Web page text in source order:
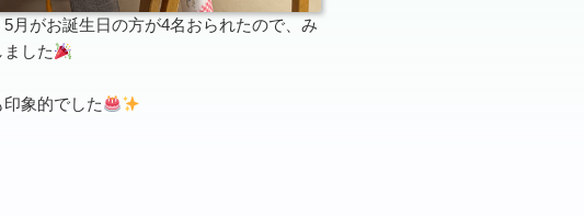
月がお誕生日の方が4名おられたので、み
した
象的でした